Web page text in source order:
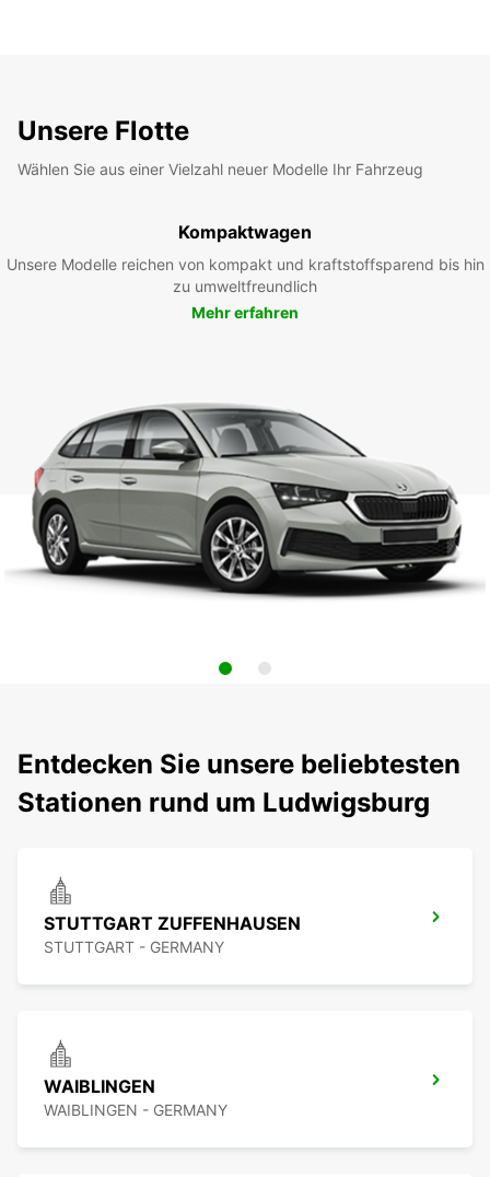
Unsere Flotte
Wählen Sie aus einer Vielzahl neuer Modelle Ihr Fahrzeug
Kompaktwagen
Unsere Modelle reichen von kompakt und kraftstoffsparend bis hin
zu umweltfreundlich
Mehr erfahren
Entdecken Sie unsere beliebtesten
Stationen rund um Ludwigsburg
STUTTGART ZUFFENHAUSEN
STUTTGART - GERMANY
WAIBLINGEN
WAIBLINGEN - GERMANY